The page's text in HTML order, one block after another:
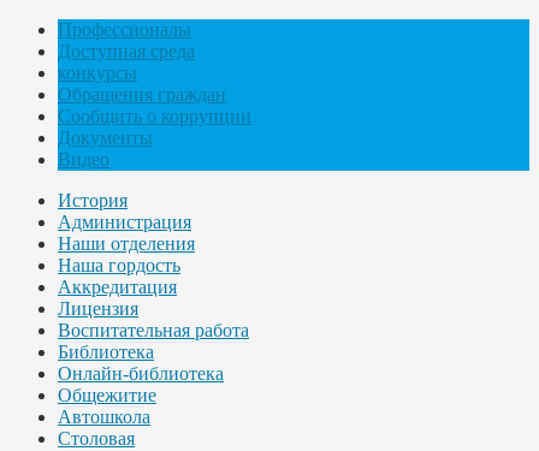
Профессионалы
Доступная среда
конкурсы
Обращения граждан
Сообщить о коррупции
Документы
Видео
История
Администрация
Наши отделения
Наша гордость
Аккредитация
Лицензия
Воспитательная работа
Библиотека
Онлайн-библиотека
Общежитие
Автошкола
Столовая